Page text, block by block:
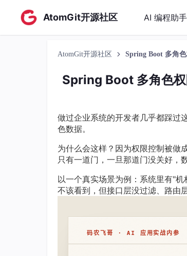
AtomGit开源社区 AI 编程助手
AtomGit开源社区 Spring Boot 多角
Spring Boot 多角色
做过企业系统的开发者几乎都踩过
色数据。
为什么会这样？因为权限控制被
只有一道门，一旦那道门没关好，
以一个真实场景为例：系统里有"
不该看到，但接口层没过滤、路由